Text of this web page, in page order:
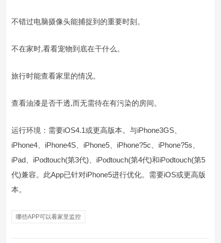
不错过电脑摄像头能捕捉到的重要时刻。
不在家时,看看宠物到底在干什么。
旅行时能查看家里的情况。
查看油漆是否干透,而无需待在有污染的房间。
运行环境：需要iOS4.1或更高版本。与iPhone3GS、
iPhone4、iPhone4S、iPhone5、iPhone?5c、iPhone?5s、
iPad、iPodtouch(第3代)、iPodtouch(第4代)和iPodtouch(第5
代)兼容。此App已针对iPhone5进行优化。需要iOS或更高版
本。
哪些APP可以看家里监控